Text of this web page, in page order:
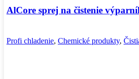
AlCore sprej na čistenie
Profi chladenie, Chemické produkty,